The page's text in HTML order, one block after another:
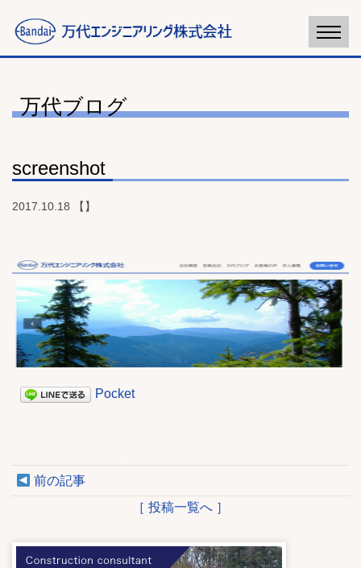
万代ブログ
screenshot
2017.10.18 【】
Pocket
前の記事
［ 投稿一覧へ ］